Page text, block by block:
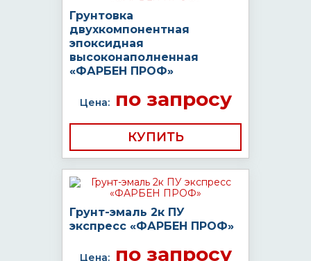
Грунтовка
двухкомпонентная
эпоксидная
высоконаполненная
«ФАРБЕН ПРОФ»
Цена:по запросу
КУПИТЬ
Грунт-эмаль 2к ПУ
экспресс «ФАРБЕН ПРОФ»
Цена:по запросу